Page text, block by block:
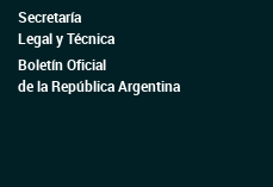
Secretaría
Legal y Técnica
Boletín Oficial
de la República Argentina